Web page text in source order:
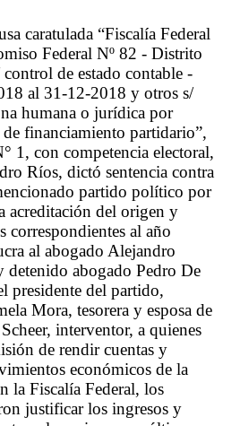
caratulada “Fiscalía Federal
Federal Nº 82 - Distrito
de estado contable -
al 31-12-2018 y otros s/
humana o jurídica por
financiamiento partidario”,
1, con competencia electoral,
Ríos, dictó sentencia contra
partido político por
acreditación del origen y
correspondientes al año
al abogado Alejandro
detenido abogado Pedro De
presidente del partido,
Mora, tesorera y esposa de
interventor, a quienes
de rendir cuentas y
económicos de la
la Fiscalía Federal, los
justificar los ingresos y